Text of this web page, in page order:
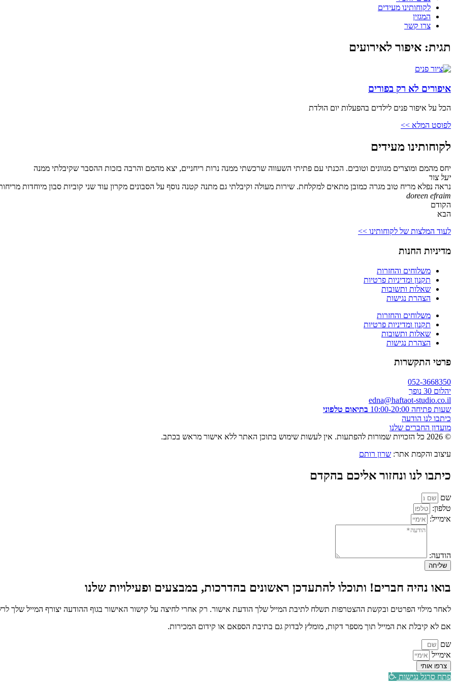
לקוחותינו מעידים
המגזין
צרו קשר
תגית: איפור לאירועים
איפורים לא רק בפורים
הכל על איפור פנים לילדים בהפעלות יום הולדת
לפוסט המלא >>
לקוחותינו מעידים
יחס מהמם ומוצרים מגוונים וטובים. הכנתי עם פתיתי השעווה שרכשתי ממנה נרות ריחניים, יצא מהמם והרבה בזכות ההסבר שקיבלתי ממנה
יעל צור
נראה נפלא מריח טוב מגרה כמובן מתאים למקלחת. שירות מעולה וקיבלתי גם מתנה קטנה נוסף על הסבונים מקרון עוד שני קוביות סבון מיוחדות
doreen efraim
הקודם
הבא
לעוד המלצות של לקוחותינו >>
מדיניות החנות
משלוחים והחזרות
תקנון ומדיניות פרטיות
שאלות ותשובות
הצהרת נגישות
משלוחים והחזרות
תקנון ומדיניות פרטיות
שאלות ותשובות
הצהרת נגישות
פרטי התקשרות
052-3668350
יהלום 30 נופך
edna@haftaot-studio.co.il
שעות פתיחה 10:00-20:00
בתיאום טלפוני
כיתבו לנו הודעה
מועדון החברים שלנו
© 2026 כל הזכויות שמורות להפתעות. אין לעשות שימוש בתוכן האתר ללא אישור מראש בכתב.
עיצוב והקמת אתר: שרון רותם
כיתבו לנו ונחזור אליכם בהקדם
שם
טלפון:
אימייל:
הודעה:
שליחה
בואו נהיה חברים! ותוכלו להתעדכן ראשונים בהדרכות, במבצעים ופעילויות שלנו
לאחר מילוי הפרטים ובקשת ההצטרפות תשלח לתיבת המייל שלך הודעת אישור. רק אחרי לחיצה על קישור האישור בגוף ההודעה יצורף המייל שלך
אם לא קיבלת את המייל תוך מספר דקות, מומלץ לבדוק גם בתיבת הספאם או קידום המכירות.
שם
אימייל
צרפו אותי
פתח סרגל נגישות